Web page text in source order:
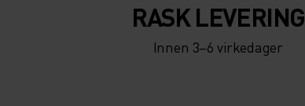
RASK LEVERING
Innen 3–6 virkedager